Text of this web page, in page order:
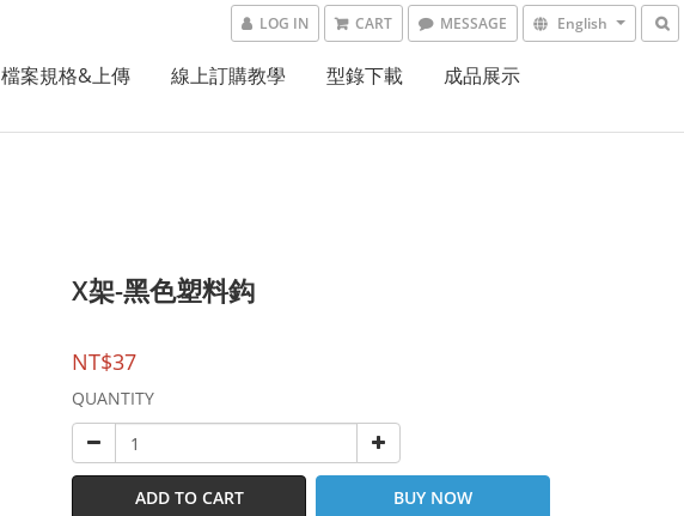
LOG IN CART MESSAGE English
檔案規格&上傳 線上訂購教學 型錄下載 成品展示
X架-黑色塑料鈎
NT$37
QUANTITY
ADD TO CART BUY NOW